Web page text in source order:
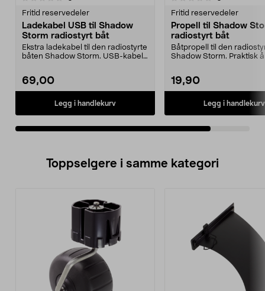
Fritid reservedeler
Ladekabel USB til Shadow
Storm radiostyrt båt
Ekstra ladekabel til den radiostyrte
båten Shadow Storm. USB-kabel
69,00
Legg i handlekurv
Fritid reservedeler
Propell til Shadow
radiostyrt båt
Båtpropell til den
Shadow Storm. Praktisk
19,90
Legg i handlekurv
Toppselgere i samme kategori